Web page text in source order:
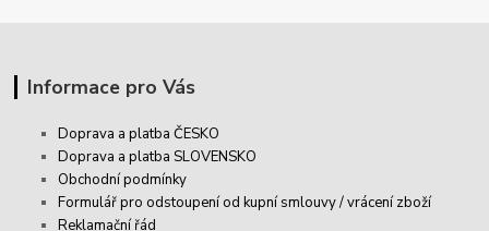
Informace pro Vás
Doprava a platba ČESKO
Doprava a platba SLOVENSKO
Obchodní podmínky
Formulář pro odstoupení od kupní smlouvy / vrácení zboží
Reklamační řád